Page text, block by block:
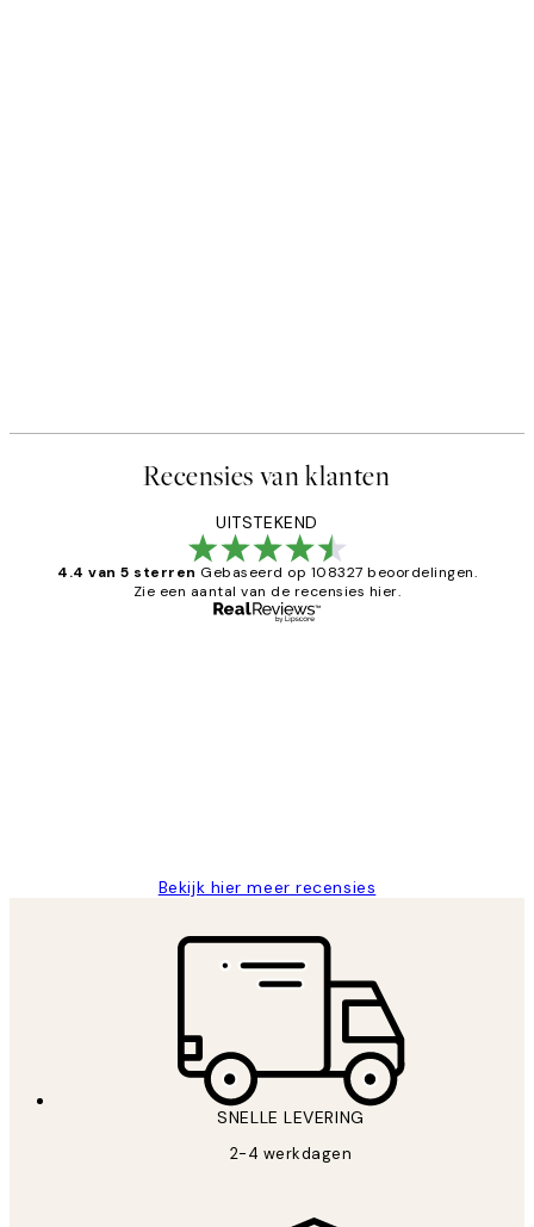
Recensies van klanten
UITSTEKEND
4.4 van 5 sterren Gebaseerd op 108327 beoordelingen.
Zie een aantal van de recensies hier.
Bekijk hier meer recensies
SNELLE LEVERING
2-4 werkdagen